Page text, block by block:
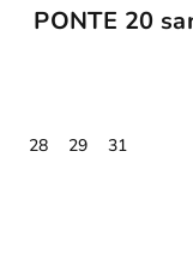
PONTE 20
28
29
31